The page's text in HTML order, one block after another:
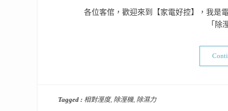
各位客倌，歡迎來到【家電好控】，我是
「除
Tagged : 相對溼度, 除溼機, 除濕力